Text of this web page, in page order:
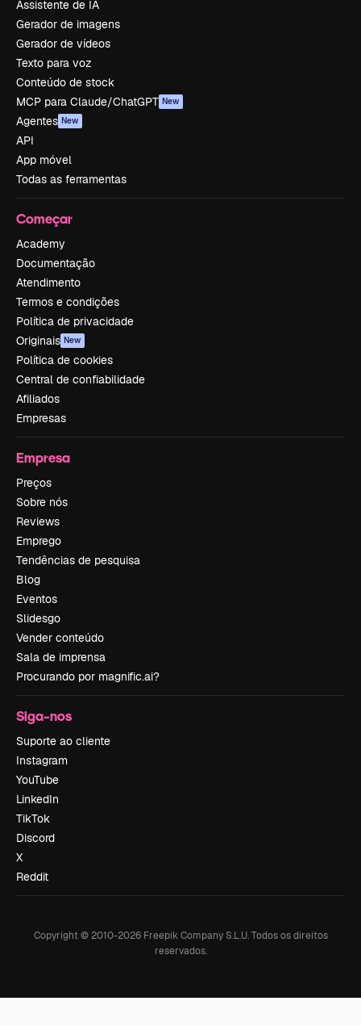
Assistente de IA
Gerador de imagens
Gerador de vídeos
Texto para voz
Conteúdo de stock
MCP para Claude/ChatGPT New
Agentes New
API
App móvel
Todas as ferramentas
Começar
Academy
Documentação
Atendimento
Termos e condições
Política de privacidade
Originais New
Política de cookies
Central de confiabilidade
Afiliados
Empresas
Empresa
Preços
Sobre nós
Reviews
Emprego
Tendências de pesquisa
Blog
Eventos
Slidesgo
Vender conteúdo
Sala de imprensa
Procurando por magnific.ai?
Siga-nos
Suporte ao cliente
Instagram
YouTube
LinkedIn
TikTok
Discord
X
Reddit
Copyright © 2010-2026Freepik Company S.L.U. Todos os direitos
reservados.